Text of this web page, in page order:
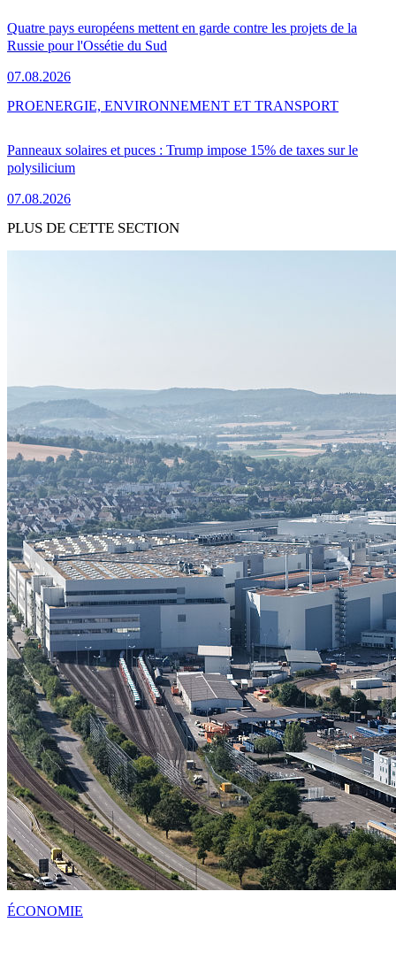
Quatre pays européens mettent en garde contre les projets de la
Russie pour l'Ossétie du Sud
07.08.2026
Panneaux solaires et puces : Trump impose 15% de taxes sur le
polysilicium
07.08.2026
PROENERGIE, ENVIRONNEMENT ET TRANSPORT
PLUS DE CETTE SECTION
ÉCONOMIE